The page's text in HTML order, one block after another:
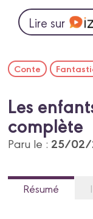
Lire sur
Conte
Les
complète
Paru le : 25/02/
Résumé